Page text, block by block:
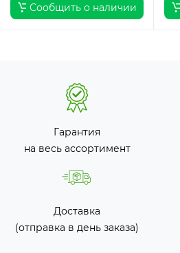
Сообщить о наличии
Гарантия
на весь ассортимент
Доставка
(отправка в день заказа)